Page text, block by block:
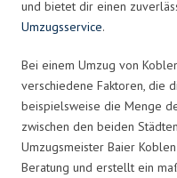
und bietet dir einen
Umzugsservice.
Bei einem Umzug von
verschiedene Faktoren, die
beispielsweise die Menge
zwischen den beiden
Umzugsmeister Baier
Beratung und erstellt ein